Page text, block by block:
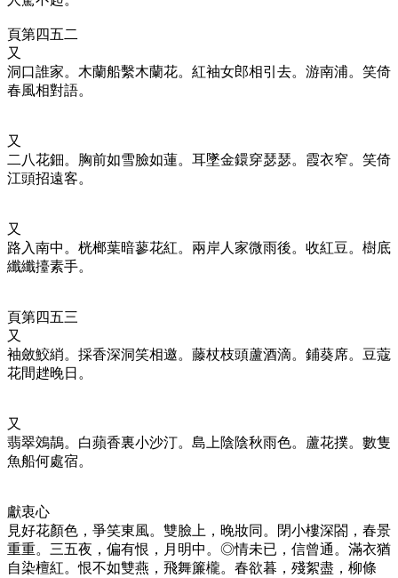
頁第四五二
又
洞口誰家。木蘭船繫木蘭花。紅袖女郎相引去。游南浦。笑倚
春風相對語。
又
二八花鈿。胸前如雪臉如蓮。耳墜金鐶穿瑟瑟。霞衣窄。笑倚
江頭招遠客。
又
路入南中。桄榔葉暗蓼花紅。兩岸人家微雨後。收紅豆。樹底
纖纖擡素手。
頁第四五三
又
袖斂鮫綃。採香深洞笑相邀。藤杖枝頭蘆酒滴。鋪葵席。豆蔻
花間趖晚日。
又
翡翠鵁鶄。白蘋香裏小沙汀。島上陰陰秋雨色。蘆花撲。數隻
魚船何處宿。
獻衷心
見好花顏色，爭笑東風。雙臉上，晚妝同。閉小樓深閤，春景
重重。三五夜，偏有恨，月明中。◎情未已，信曾通。滿衣猶
自染檀紅。恨不如雙燕，飛舞簾櫳。春欲暮，殘絮盡，柳條